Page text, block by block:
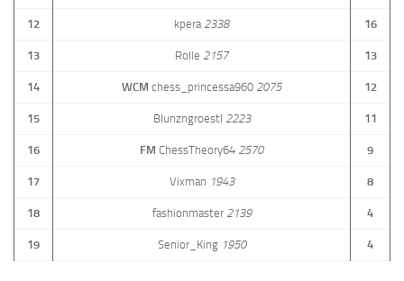
12 kpera 2338 16
13 Rolle 2157 13
14 WCM chess_princessa960 2075 12
15 Blunzngroestl 2223 11
16 FM ChessTheory64 2570 9
17 Vixman 1943 8
18 fashionmaster2139 4
19 Senior_King1950 4